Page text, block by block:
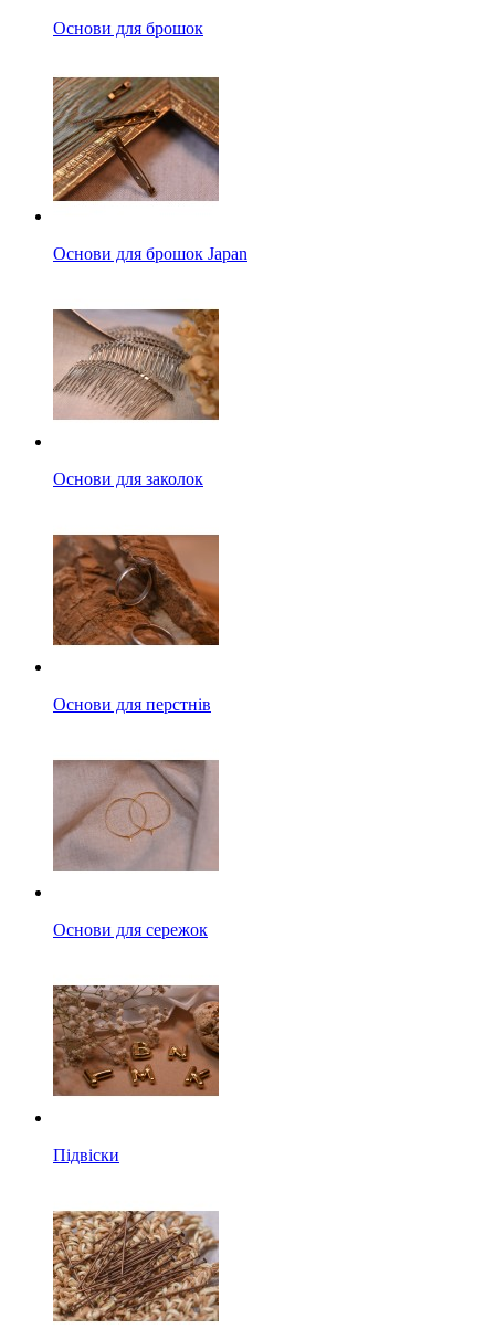
Основи для брошок
Основи для брошок Japan
Основи для заколок
Основи для перстнів
Основи для сережок
Підвіски